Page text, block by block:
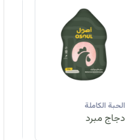
الحبة الكاملة
دجاج مجمد
الحبة الكاملة
دجاج مجمد